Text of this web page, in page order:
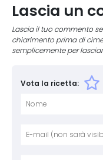
Lascia un
Lascia il tuo commento
chiarimento prima di
semplicemente per
Vota la ricetta: